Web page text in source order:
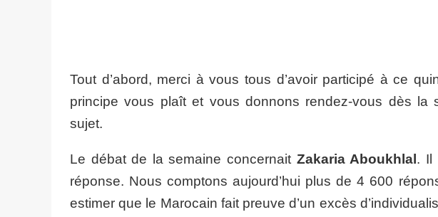
Tout d’abord, merci à vous tous d’avoir participé à ce
principe vous plaît et vous donnons rendez-vous dès la
sujet.
Le débat de la semaine concernait Zakaria Aboukhlal . Il
réponse. Nous comptons aujourd’hui plus de 4 600
estimer que le Marocain fait preuve d’un excès